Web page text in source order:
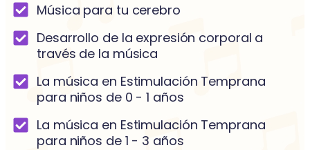
Música para tu cerebro
Desarrollo de la expresión corporal a
través de la música
La música en Estimulación Temprana
para niños de 0 - 1 años
La música en Estimulación Temprana
para niños de 1 - 3 años